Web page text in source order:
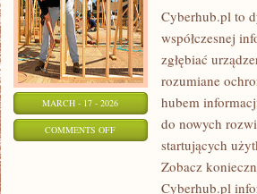
MARCH - 17 - 2026
COMMENTS OFFON
ROBOTYKA
Cyberhub.pl to
współczesnej
zgłębiać
rozumiane
hubem
do nowych
startujących
Zobacz
Cyberhub.pl